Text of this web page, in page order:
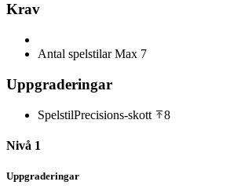
Krav
Antal spelstilarMax 7
Uppgraderingar
SpelstilPrecisions-skott 8
Nivå 1
Uppgraderingar